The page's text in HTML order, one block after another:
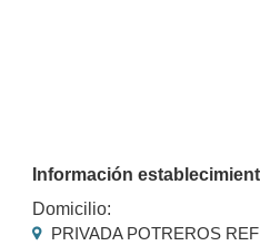
Información
Domicilio:
PRIVADA POTREROS